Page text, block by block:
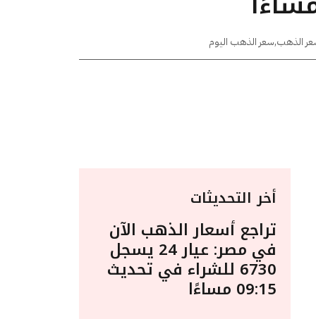
الذهب,سعر الذهب اليوم
أخر التحديثات
تراجع أسعار الذهب الآن
في مصر: عيار 24 يسجل
6730 للشراء في تحديث
09:15 مساءًا